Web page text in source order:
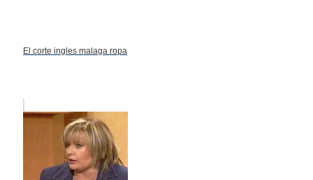
El corte ingles malaga ropa